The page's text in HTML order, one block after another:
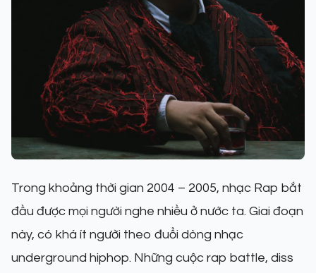
Trong khoảng thời gian 2004 – 2005, nhạc Rap bắt
đầu được mọi người nghe nhiều ở nước ta. Giai đoạn
này, có khá ít người theo đuổi dòng nhạc
underground hiphop. Những cuộc rap battle, diss